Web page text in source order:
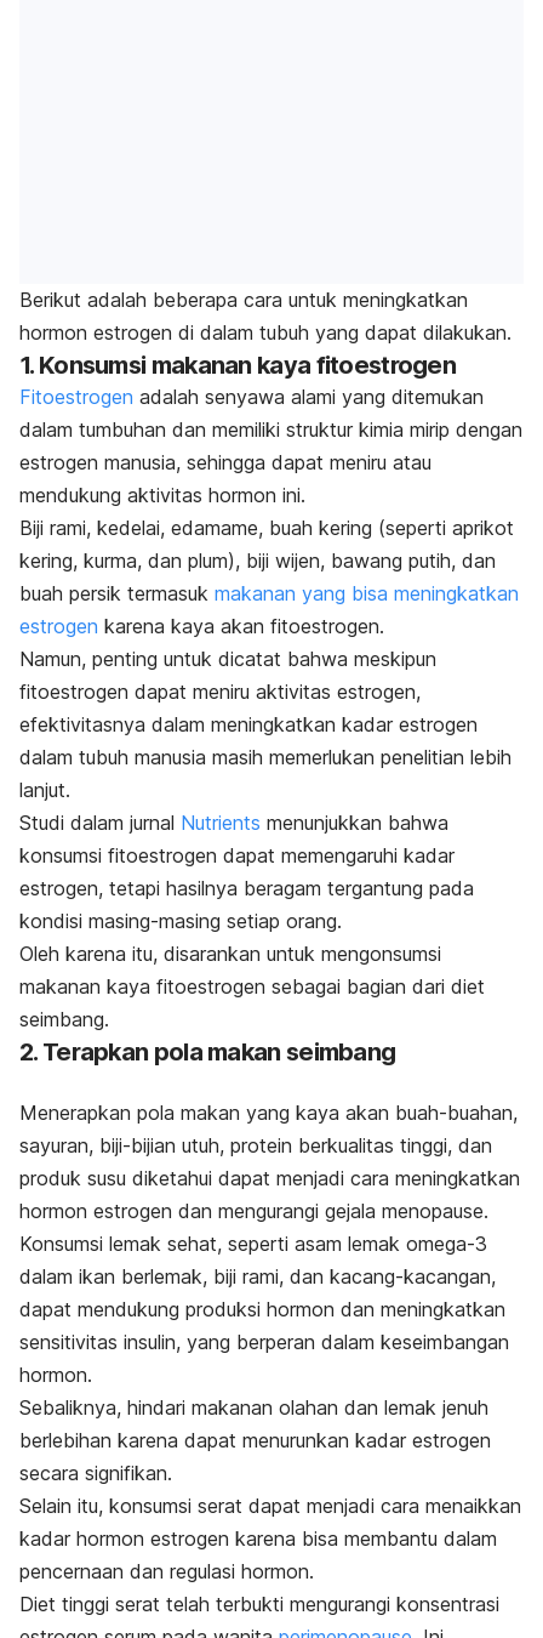
Berikut adalah beberapa cara untuk meningkatkan
hormon estrogen di dalam tubuh yang dapat dilakukan.
1. Konsumsi makanan kaya fitoestrogen
Fitoestrogen adalah senyawa alami yang ditemukan
dalam tumbuhan dan memiliki struktur kimia mirip dengan
estrogen manusia, sehingga dapat meniru atau
mendukung aktivitas hormon ini.
Biji rami, kedelai, edamame, buah kering (seperti aprikot
kering, kurma, dan plum), biji wijen, bawang putih, dan
buah persik termasuk makanan yang bisa meningkatkan
estrogen karena kaya akan fitoestrogen.
Namun, penting untuk dicatat bahwa meskipun
fitoestrogen dapat meniru aktivitas estrogen,
efektivitasnya dalam meningkatkan kadar estrogen
dalam tubuh manusia masih memerlukan penelitian lebih
lanjut.
Studi dalam jurnal Nutrients menunjukkan bahwa
konsumsi fitoestrogen dapat memengaruhi kadar
estrogen, tetapi hasilnya beragam tergantung pada
kondisi masing-masing setiap orang.
Oleh karena itu, disarankan untuk mengonsumsi
makanan kaya fitoestrogen sebagai bagian dari diet
seimbang.
2. Terapkan pola makan seimbang
Menerapkan pola makan yang kaya akan buah-buahan,
sayuran, biji-bijian utuh, protein berkualitas tinggi, dan
produk susu diketahui dapat menjadi cara meningkatkan
hormon estrogen dan mengurangi gejala menopause.
Konsumsi lemak sehat, seperti asam lemak omega-3
dalam ikan berlemak, biji rami, dan kacang-kacangan,
dapat mendukung produksi hormon dan meningkatkan
sensitivitas insulin, yang berperan dalam keseimbangan
hormon.
Sebaliknya, hindari makanan olahan dan lemak jenuh
berlebihan karena dapat menurunkan kadar estrogen
secara signifikan.
Selain itu, konsumsi serat dapat menjadi cara menaikkan
kadar hormon estrogen karena bisa membantu dalam
pencernaan dan regulasi hormon.
Diet tinggi serat telah terbukti mengurangi konsentrasi